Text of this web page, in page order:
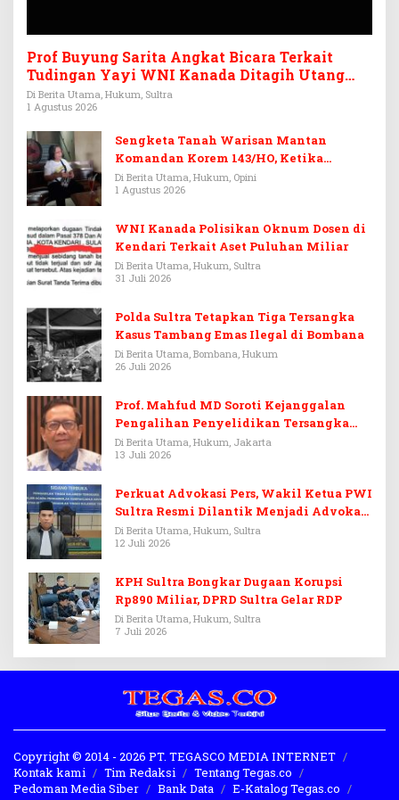
Prof Buyung Sarita Angkat Bicara Terkait
Tudingan Yayi WNI Kanada Ditagih Utang
Rp3,6 Miliar
Di Berita Utama, Hukum, Sultra
1 Agustus 2026
Sengketa Tanah Warisan Mantan
Komandan Korem 143/HO, Ketika
Warisan Menjadi Arena Pemerasan
Di Berita Utama, Hukum, Opini
1 Agustus 2026
WNI Kanada Polisikan Oknum Dosen di
Kendari Terkait Aset Puluhan Miliar
Di Berita Utama, Hukum, Sultra
31 Juli 2026
Polda Sultra Tetapkan Tiga Tersangka
Kasus Tambang Emas Ilegal di Bombana
Di Berita Utama, Bombana, Hukum
26 Juli 2026
Prof. Mahfud MD Soroti Kejanggalan
Pengalihan Penyelidikan Tersangka
Febrie Adriansyah
Di Berita Utama, Hukum, Jakarta
13 Juli 2026
Perkuat Advokasi Pers, Wakil Ketua PWI
Sultra Resmi Dilantik Menjadi Advokat
PERADI
Di Berita Utama, Hukum, Sultra
12 Juli 2026
KPH Sultra Bongkar Dugaan Korupsi
Rp890 Miliar, DPRD Sultra Gelar RDP
Di Berita Utama, Hukum, Sultra
7 Juli 2026
Copyright © 2014 - 2026 PT. TEGASCO MEDIA INTERNET
Kontak kami
Tim Redaksi
Tentang Tegas.co
Pedoman Media Siber
Bank Data
E-Katalog Tegas.co